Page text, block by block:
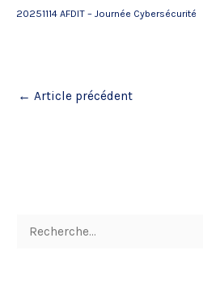
20251114 AFDIT – Journée Cybersécurité
← Article précédent